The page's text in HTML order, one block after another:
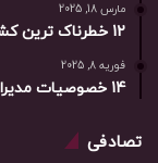
مارس 18, 2025
12 خطرناک ترین کشور جهان+ جدول کامل و آمار
فوریه 8, 2025
14 خصوصیات مدیران موفق در توسعه برندهای بین‌المللی
تصادفی